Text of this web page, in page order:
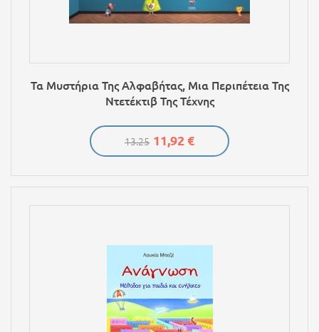
Τα Μυστήρια Της Αλφαβήτας, Μια Περιπέτεια Της
Ντετέκτιβ Της Τέχνης
13.25 11,92 €